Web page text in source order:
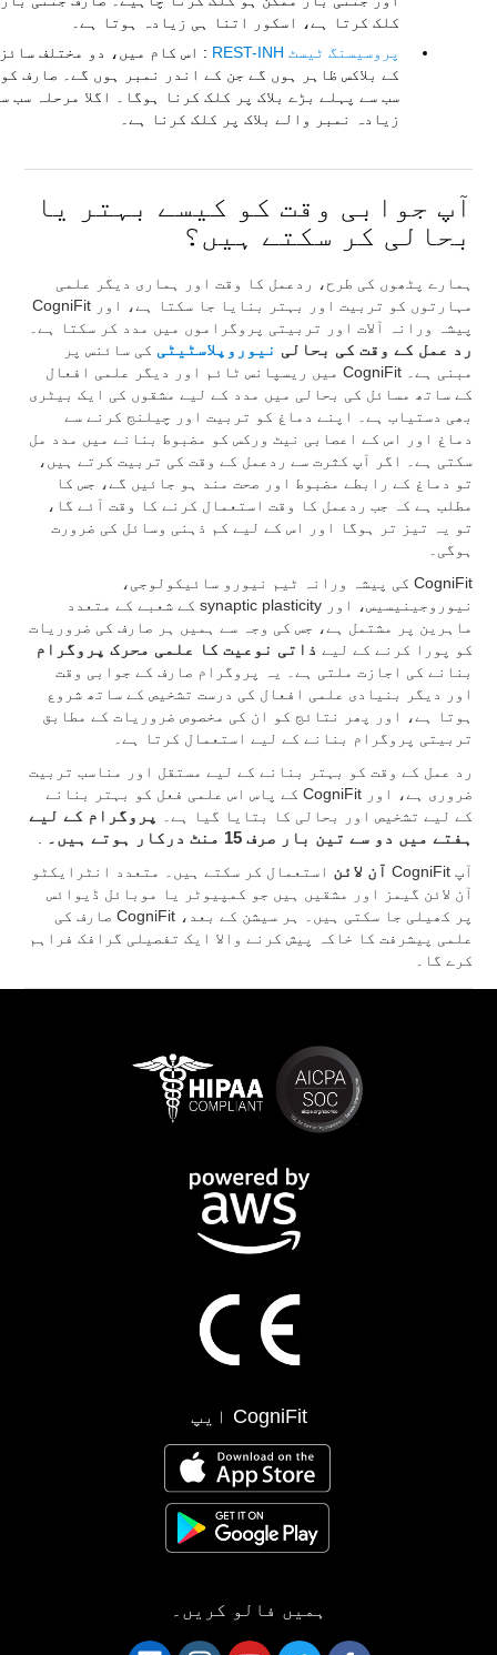
کلک کرتا ہے، اسکور اتنا ہی زیادہ ہوتا ہے۔
پروسیسنگ ٹیسٹ REST-INH
: اس کام میں، دو مختلف سائز
کے بلاکس ظاہر ہوں گے جن کے اندر نمبر ہوں گے۔ صارف کو
سب سے پہلے بڑے بلاک پر کلک کرنا ہوگا۔ اگلا مرحلہ سب
زیادہ نمبر والے بلاک پر کلک کرنا ہے۔
آپ جوابی وقت کو کیسے بہتر یا
بحالی کر سکتے ہیں؟
ہمارے پٹھوں کی طرح، ردعمل کا وقت اور ہماری دیگر علمی
مہارتوں کو تربیت اور بہتر بنایا جا سکتا ہے، اور CogniFit
پیشہ ورانہ آلات اور تربیتی پروگراموں میں مدد کر سکتا ہے۔
رد عمل کے وقت کی بحالی نیوروپلاسٹیٹی کی سائنس پر
مبنی ہے۔ CogniFit میں ریسپانس ٹائم اور دیگر علمی افعال
کے ساتھ مسائل کی بحالی میں مدد کے لیے مشقوں کی ایک بیٹری
بھی دستیاب ہے۔ اپنے دماغ کو تربیت اور چیلنج کرنے سے
دماغ اور اس کے اعصابی نیٹ ورکس کو مضبوط بنانے میں مدد مل
سکتی ہے۔ اگر آپ کثرت سے ردعمل کے وقت کی تربیت کرتے ہیں،
تو دماغ کے رابطے مضبوط اور صحت مند ہو جائیں گے، جس کا
مطلب ہے کہ جب ردعمل کا وقت استعمال کرنے کا وقت آئے گا،
تو یہ تیز تر ہوگا اور اس کے لیے کم ذہنی وسائل کی ضرورت
ہوگی۔
CogniFit کی پیشہ ورانہ ٹیم نیورو سائیکولوجی،
نیوروجینیسیس، اور synaptic plasticity کے شعبے کے متعدد
ماہرین پر مشتمل ہے، جس کی وجہ سے ہمیں ہر صارف کی ضروریات
کو پورا کرنے کے لیے ذاتی نوعیت کا علمی محرک پروگرام
بنانے کی اجازت ملتی ہے۔ یہ پروگرام صارف کے جوابی وقت
اور دیگر بنیادی علمی افعال کی درست تشخیص کے ساتھ شروع
ہوتا ہے، اور پھر نتائج کو ان کی مخصوص ضروریات کے مطابق
تربیتی پروگرام بنانے کے لیے استعمال کرتا ہے۔
رد عمل کے وقت کو بہتر بنانے کے لیے مستقل اور مناسب تربیت
ضروری ہے، اور CogniFit کے پاس اس علمی فعل کو بہتر بنانے
کے لیے تشخیص اور بحالی کا بتایا گیا ہے۔
پروگرام کے لیے
ہفتے میں دو سے تین بار صرف 15 منٹ درکار ہوتے ہیں۔
آپ CogniFit
آن لائن استعمال کر سکتے ہیں۔ متعدد انٹرایکٹو
آن لائن گیمز اور مشقیں ہیں جو کمپیوٹر یا موبائل ڈیوائس
پر کھیلی جا سکتی ہیں۔ ہر سیشن کے بعد، CogniFit صارف کی
علمی پیشرفت کا خاکہ پیش کرنے والا ایک تفصیلی گرافک فراہم
کرے گا۔
CogniFit ایپ
ہمیں فالو کریں۔